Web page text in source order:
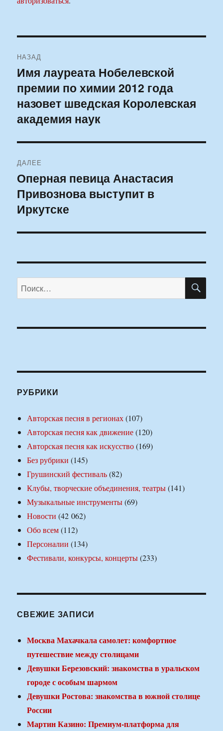
по
записям
НАЗАД
Предыдущая
запись:
Имя лауреата Нобелевской
премии по химии 2012 года
назовет шведская Королевская
академия наук
ДАЛЕЕ
Следующая
запись:
Оперная певица Анастасия
Привознова выступит в
Иркутске
Искать:
РУБРИКИ
Авторская песня в регионах(107)
Авторская песня как движение(120)
Авторская песня как искусство(169)
Без рубрики (145)
Грушинский фестиваль(82)
Клубы, творческие объединения, театры(141)
Музыкальные инструменты(69)
Новости (42 062)
Обо всем(112)
Персоналии (134)
Фестивали, конкурсы, концерты(233)
СВЕЖИЕ ЗАПИСИ
Москва Махачкала самолет: комфортное
путешествие между столицами
Девушки Березовский: знакомства в уральском
городе с особым шармом
Девушки Ростова: знакомства в южной столице
России
Мартин Казино: Премиум-платформа для